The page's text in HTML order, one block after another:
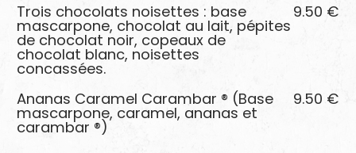
Trois chocolats noisettes : base
mascarpone, chocolat au lait, pépites
de chocolat noir, copeaux de
chocolat blanc, noisettes
concassées.
9.50 €
Ananas Caramel Carambar ® (Base
mascarpone, caramel, ananas et
carambar ®)
9.50 €